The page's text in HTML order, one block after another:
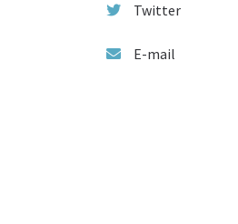
Twitter
E-mail